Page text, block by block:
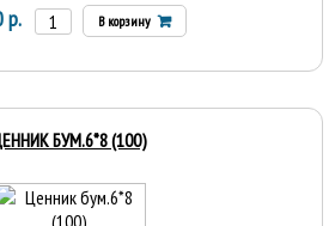
р. В корзину
БУМ.6*8 (100)